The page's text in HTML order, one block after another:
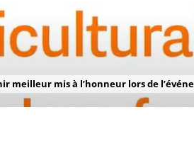
mis à l’honneur lors de